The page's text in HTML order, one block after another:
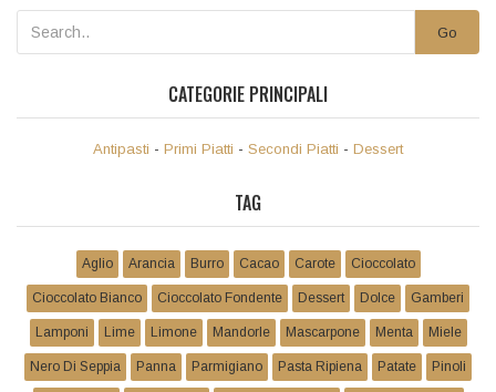
Go
CATEGORIE PRINCIPALI
Antipasti - Primi Piatti - Secondi Piatti - Dessert
TAG
Aglio Arancia Burro Cacao Carote Cioccolato
Cioccolato Bianco Cioccolato Fondente Dessert Dolce Gamberi
Lamponi Lime Limone Mandorle Mascarpone Menta Miele
Nero Di Seppia Panna Parmigiano Pasta Ripiena Patate Pinoli